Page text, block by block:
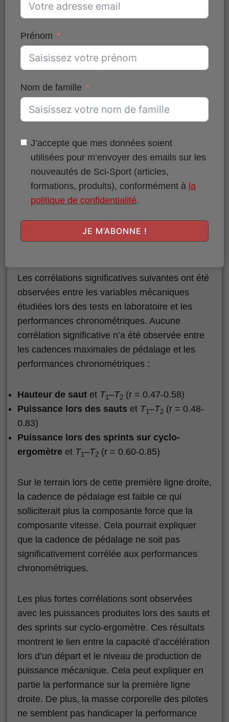
Figure 2.
Placement des 3 cellules photo-électriques sur la ligne
droite de départ d’une piste de BMX. La cellule C2 est placée à
Concernant les tests en laboratoire, la
puissance produite lors des sauts et des sprints
a été exprimée en valeur absolue mais
également en valeur relative à la masse
corporelle des pilotes pour mieux comparer les
Pour analyser ces données, des corrélations de
Bravais-Pearson ont été réalisées entre les
variables biomécaniques mesurées lors des
tests en laboratoire et la performance
Les corrélations significatives suivantes ont été
observées entre les variables mécaniques
étudiées lors des tests en laboratoire et les
performances chronométriques. Aucune
corrélation significative n’a été observée entre
les cadences maximales de pédalage et les
performances chronométriques :
Hauteur de saut et T1–T2 (r = 0.47-0.58)
Puissance lors des sauts et T1–T2 (r = 0.48-
0.83)
Puissance lors des sprints sur cyclo-
ergomètre et T1–T2 (r = 0.60-0.85)
Sur le terrain lors de cette première ligne droite,
la cadence de pédalage est faible ce qui
solliciterait plus la composante force que la
composante vitesse. Cela pourrait expliquer
que la cadence de pédalage ne soit pas
significativement corrélée aux performances
chronométriques.
Les plus fortes corrélations sont observées
avec les puissances produites lors des sauts et
des sprints sur cyclo-ergomètre. Ces résultats
montrent le lien entre la capacité d’accélération
lors d’un départ et le niveau de production de
puissance mécanique. Cela peut expliquer en
partie la performance sur la première ligne
droite. De plus, la masse corporelle des pilotes
ne semblent pas handicaper la performance
Prénom
Nom de famille
J’accepte que mes données soient
utilisées pour m’envoyer des emails sur les
nouveautés de Sci-Sport (articles,
formations, produits), conformément à la
politique de confidentialité.
JE M’ABONNE !